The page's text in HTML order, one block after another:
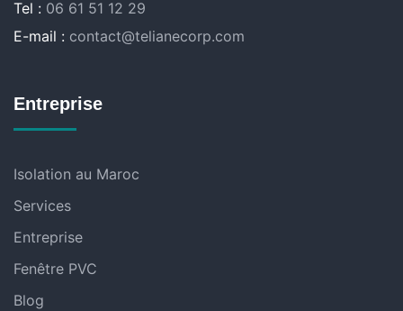
Tel : 06 61 51 12 29
E-mail : contact@telianecorp.com
Entreprise
Isolation au Maroc
Services
Entreprise
Fenêtre PVC
Blog